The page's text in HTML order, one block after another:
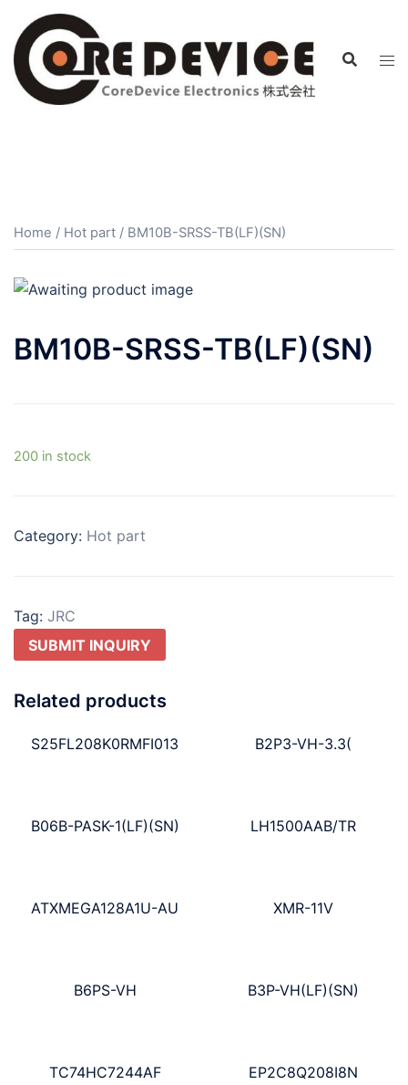
Home / Hot part / BM10B-SRSS-TB(LF)(SN)
BM10B-SRSS-TB(LF)(SN)
200 in stock
Category: Hot part
Tag: JRC
SUBMIT INQUIRY
Related products
S25FL208K0RMFI013 B2P3-VH-3.3(
B06B-PASK-1(LF)(SN) LH1500AAB/TR
ATXMEGA128A1U-AU XMR-11V
B6PS-VH B3P-VH(LF)(SN)
TC74HC7244AF EP2C8Q208I8N